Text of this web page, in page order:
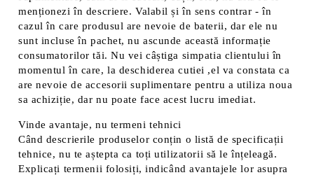
menționezi în descriere. Valabil și în sens contrar - în
cazul în care produsul are nevoie de baterii, dar ele nu
sunt incluse în pachet, nu ascunde această informație
consumatorilor tăi. Nu vei câștiga simpatia clientului în
momentul în care, la deschiderea cutiei ,el va constata ca
are nevoie de accesorii suplimentare pentru a utiliza noua
sa achiziție, dar nu poate face acest lucru imediat.
Vinde avantaje, nu termeni tehnici
Când descrierile produselor conțin o listă de specificații
tehnice, nu te aștepta ca toți utilizatorii să le înțeleagă.
Explicați termenii folosiți, indicând avantajele lor asupra